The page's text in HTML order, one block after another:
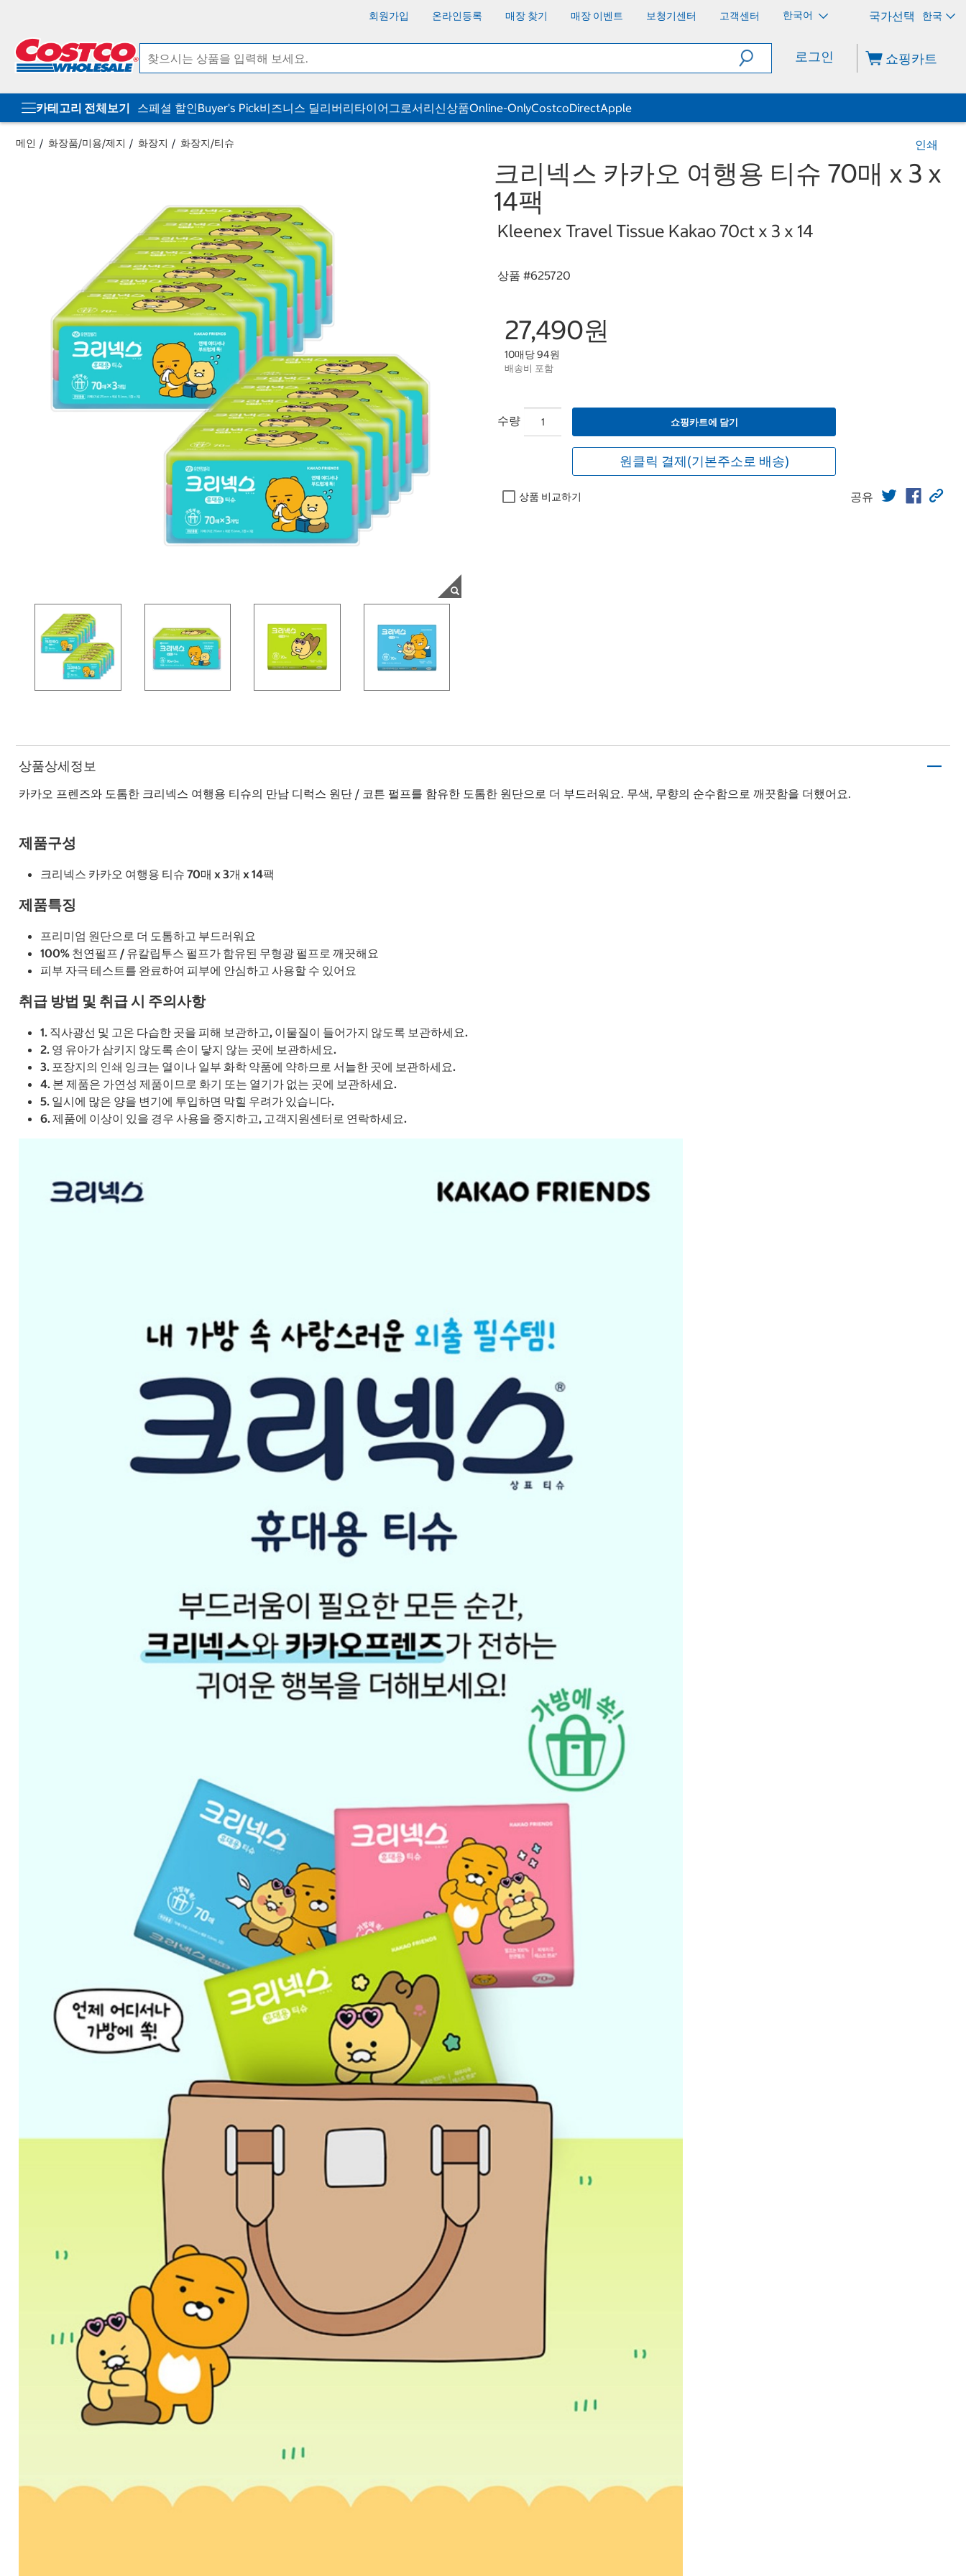
회원가입 온라인등록 매장 찾기 매장 이벤트 보청기센터 고객센터 한국어 한국
로그인 쇼핑카트
카테고리 전체보기 스페셜 할인Buyer's Pick비즈니스 딜리버리타이어그로서리신상품Online-OnlyCostcoDirectApple
메인 화장품/미용/제지 화장지 화장지/티슈 인쇄
크리넥스 카카오 여행용 티슈 70매 x 3 x
14팩
Kleenex Travel Tissue Kakao 70ct x 3 x 14
상품 #625720
27,490원
10매당 94원
배송비 포함
수량 쇼핑카트에 담기
원클릭 결제(기본주소로 배송)
상품 비교하기 공유
상품상세정보
카카오 프렌즈와 도톰한 크리넥스 여행용 티슈의 만남 디럭스 원단 / 코튼 펄프를 함유한 도톰한 원단으로 더 부드러워요. 무색, 무향의 순수함으로 깨끗함을 더했어요.
제품구성
크리넥스 카카오 여행용 티슈 70매 x 3개 x 14팩
제품특징
프리미엄 원단으로 더 도톰하고 부드러워요
100% 천연펄프 / 유칼립투스 펄프가 함유된 무형광 펄프로 깨끗해요
피부 자극 테스트를 완료하여 피부에 안심하고 사용할 수 있어요
취급 방법 및 취급 시 주의사항
1. 직사광선 및 고온 다습한 곳을 피해 보관하고, 이물질이 들어가지 않도록 보관하세요.
2. 영 유아가 삼키지 않도록 손이 닿지 않는 곳에 보관하세요.
3. 포장지의 인쇄 잉크는 열이나 일부 화학 약품에 약하므로 서늘한 곳에 보관하세요.
4. 본 제품은 가연성 제품이므로 화기 또는 열기가 없는 곳에 보관하세요.
5. 일시에 많은 양을 변기에 투입하면 막힐 우려가 있습니다.
6. 제품에 이상이 있을 경우 사용을 중지하고, 고객지원센터로 연락하세요.